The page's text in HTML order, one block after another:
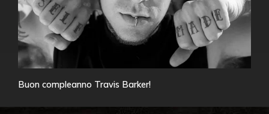
Buon compleanno Travis Barker!